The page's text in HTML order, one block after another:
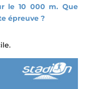
le 10 000 m. Que
épreuve ?